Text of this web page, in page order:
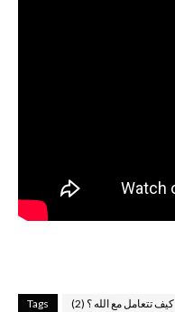
Tags كيف تتعامل مع الله ؟ (2)